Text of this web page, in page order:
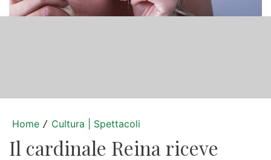
Home / Cultura | Spettacoli
Il cardinale Reina riceve